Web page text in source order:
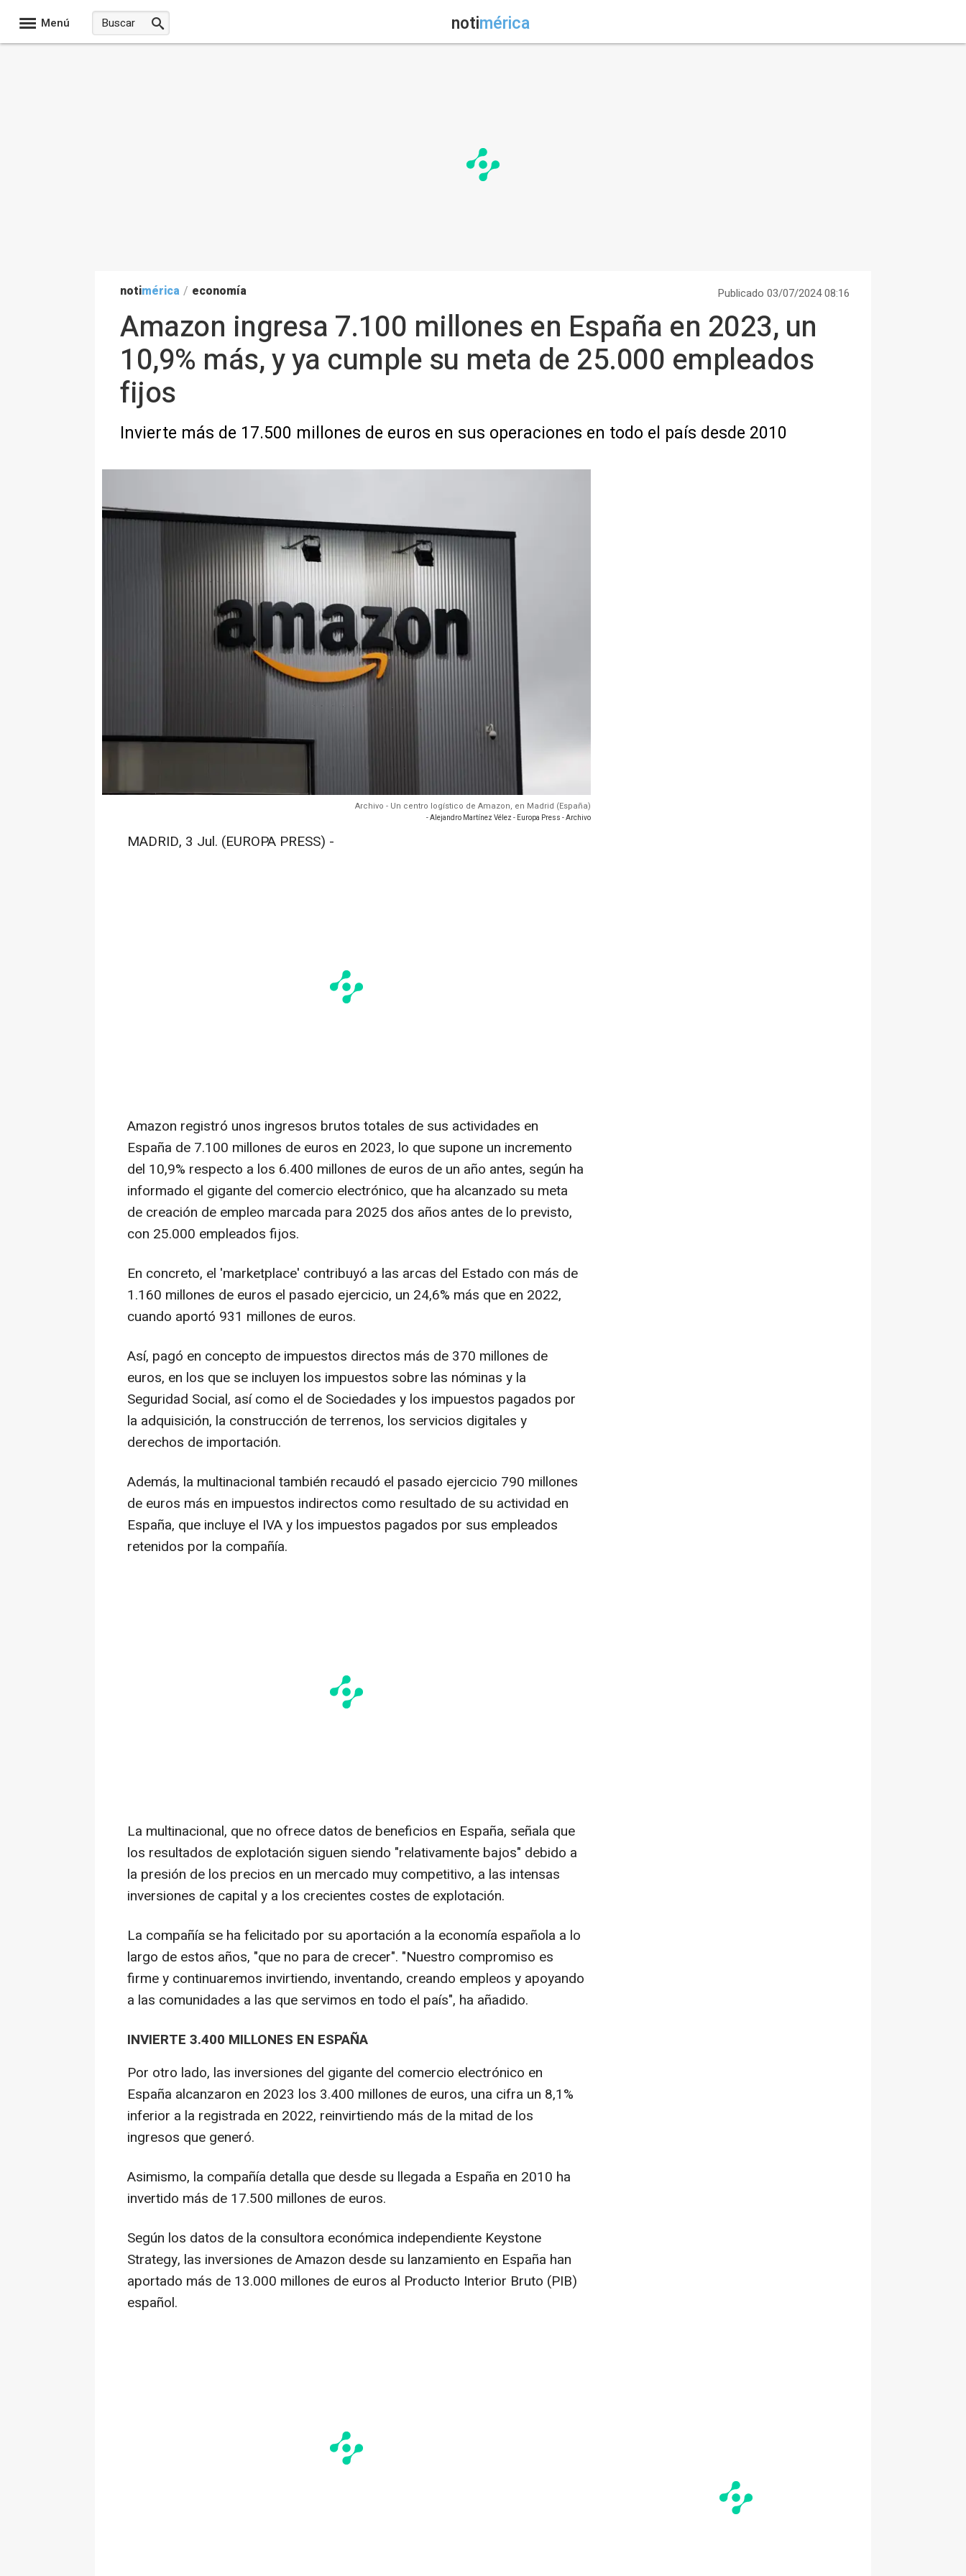
Menú notimérica
notimérica / economía Publicado 03/07/2024 08:16
Amazon ingresa 7.100 millones en España en 2023, un
10,9% más, y ya cumple su meta de 25.000 empleados
fijos
Invierte más de 17.500 millones de euros en sus operaciones en todo el país desde 2010
Archivo - Un centro logístico de Amazon, en Madrid (España)
- Alejandro Martínez Vélez - Europa Press - Archivo
MADRID, 3 Jul. (EUROPA PRESS) -
Amazon registró unos ingresos brutos totales de sus actividades en
España de 7.100 millones de euros en 2023, lo que supone un incremento
del 10,9% respecto a los 6.400 millones de euros de un año antes, según ha
informado el gigante del comercio electrónico, que ha alcanzado su meta
de creación de empleo marcada para 2025 dos años antes de lo previsto,
con 25.000 empleados fijos.
En concreto, el 'marketplace' contribuyó a las arcas del Estado con más de
1.160 millones de euros el pasado ejercicio, un 24,6% más que en 2022,
cuando aportó 931 millones de euros.
Así, pagó en concepto de impuestos directos más de 370 millones de
euros, en los que se incluyen los impuestos sobre las nóminas y la
Seguridad Social, así como el de Sociedades y los impuestos pagados por
la adquisición, la construcción de terrenos, los servicios digitales y
derechos de importación.
Además, la multinacional también recaudó el pasado ejercicio 790 millones
de euros más en impuestos indirectos como resultado de su actividad en
España, que incluye el IVA y los impuestos pagados por sus empleados
retenidos por la compañía.
La multinacional, que no ofrece datos de beneficios en España, señala que
los resultados de explotación siguen siendo "relativamente bajos" debido a
la presión de los precios en un mercado muy competitivo, a las intensas
inversiones de capital y a los crecientes costes de explotación.
La compañía se ha felicitado por su aportación a la economía española a lo
largo de estos años, "que no para de crecer". "Nuestro compromiso es
firme y continuaremos invirtiendo, inventando, creando empleos y apoyando
a las comunidades a las que servimos en todo el país", ha añadido.
INVIERTE 3.400 MILLONES EN ESPAÑA
Por otro lado, las inversiones del gigante del comercio electrónico en
España alcanzaron en 2023 los 3.400 millones de euros, una cifra un 8,1%
inferior a la registrada en 2022, reinvirtiendo más de la mitad de los
ingresos que generó.
Asimismo, la compañía detalla que desde su llegada a España en 2010 ha
invertido más de 17.500 millones de euros.
Según los datos de la consultora económica independiente Keystone
Strategy, las inversiones de Amazon desde su lanzamiento en España han
aportado más de 13.000 millones de euros al Producto Interior Bruto (PIB)
español.